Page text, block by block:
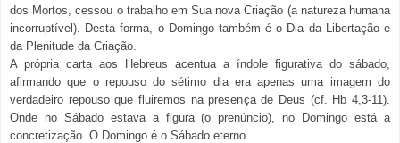
dos Mortos, cessou o trabalho em Sua nova Criação (a natureza humana
incorruptível). Desta forma, o Domingo também é o Dia da Libertação e
da Plenitude da Criação.
A própria carta aos Hebreus acentua a índole figurativa do sábado,
afirmando que o repouso do sétimo dia era apenas uma imagem do
verdadeiro repouso que fluiremos na presença de Deus (cf. Hb 4,3-11).
Onde no Sábado estava a figura (o prenúncio), no Domingo está a
concretização. O Domingo é o Sábado eterno.